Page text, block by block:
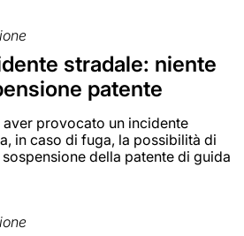
stradale: niente
patente
provocato un incidente
in caso di fuga, la possibilità di
della patente di guida